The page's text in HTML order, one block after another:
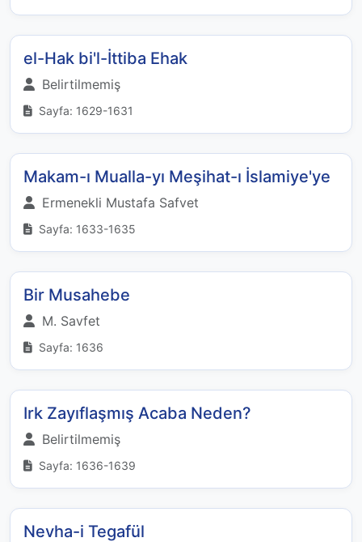
el-Hak bi'l-İttiba Ehak
Belirtilmemiş
Sayfa: 1629-1631
Makam-ı Mualla-yı Meşihat-ı İslamiye'ye
Ermenekli Mustafa Safvet
Sayfa: 1633-1635
Bir Musahebe
M. Savfet
Sayfa: 1636
Irk Zayıflaşmış Acaba Neden?
Belirtilmemiş
Sayfa: 1636-1639
Nevha-i Tegafül